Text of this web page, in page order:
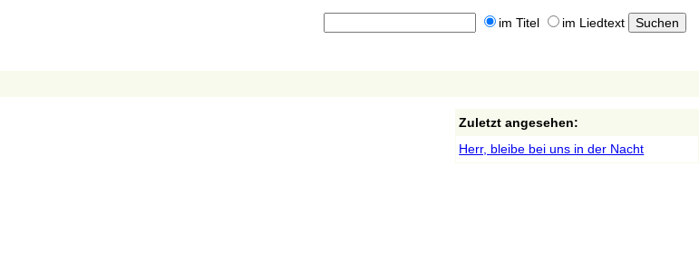
im Titel im Liedtext
Zuletzt angesehen:
Herr, bleibe bei uns in der Nacht